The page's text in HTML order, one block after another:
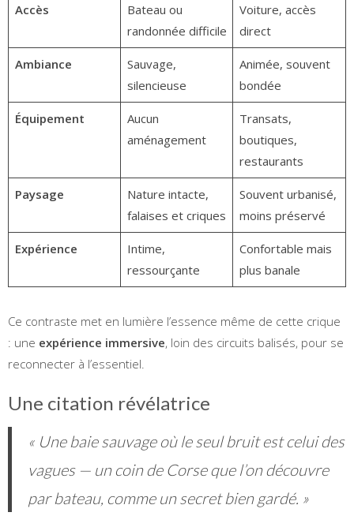
Accès
Bateau ou
randonnée difficile
Voiture, accès
direct
Ambiance
Sauvage,
silencieuse
Animée, souvent
bondée
Équipement
Aucun
aménagement
Transats,
boutiques,
restaurants
Paysage
Nature intacte,
falaises et criques
Souvent urbanisé,
moins préservé
Expérience
Intime,
ressourçante
Confortable mais
plus banale
Ce contraste met en lumière l’essence même de cette crique
: une expérience immersive, loin des circuits balisés, pour se
reconnecter à l’essentiel.
Une citation révélatrice
« Une baie sauvage où le seul bruit est celui des
vagues — un coin de Corse que l’on découvre
par bateau, comme un secret bien gardé. »